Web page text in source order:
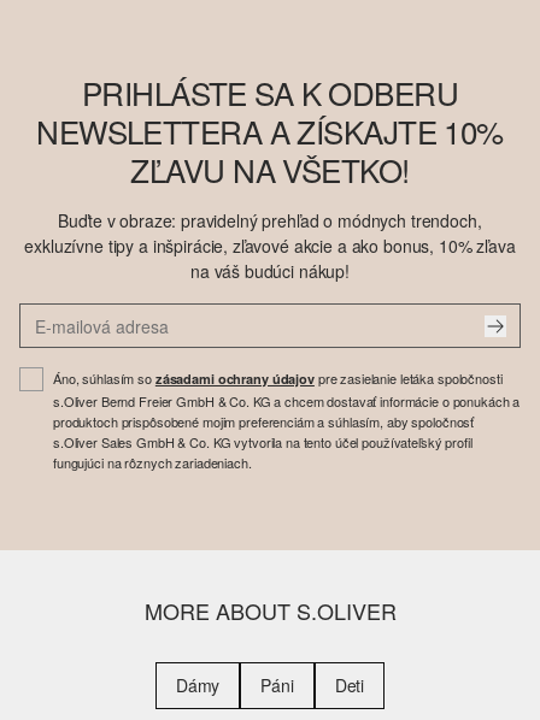
PRIHLÁSTE SA K ODBERU
NEWSLETTERA A ZÍSKAJTE 10%
ZĽAVU NA VŠETKO!
Buďte v obraze: pravidelný prehľad o módnych trendoch,
exkluzívne tipy a inšpirácie, zľavové akcie a ako bonus, 10% zľava
na váš budúci nákup!
Áno, súhlasím so zásadami ochrany údajovpre zasielanie letáka spoločnosti
s.Oliver Bernd Freier GmbH & Co. KG a chcem dostavať informácie o ponukách a
produktoch prispôsobené mojim preferenciám a súhlasím, aby spoločnosť
s.Oliver Sales GmbH & Co. KG vytvorila na tento účel používateľský profil
fungujúci na rôznych zariadeniach.
MORE ABOUT S.OLIVER
Dámy Páni Deti